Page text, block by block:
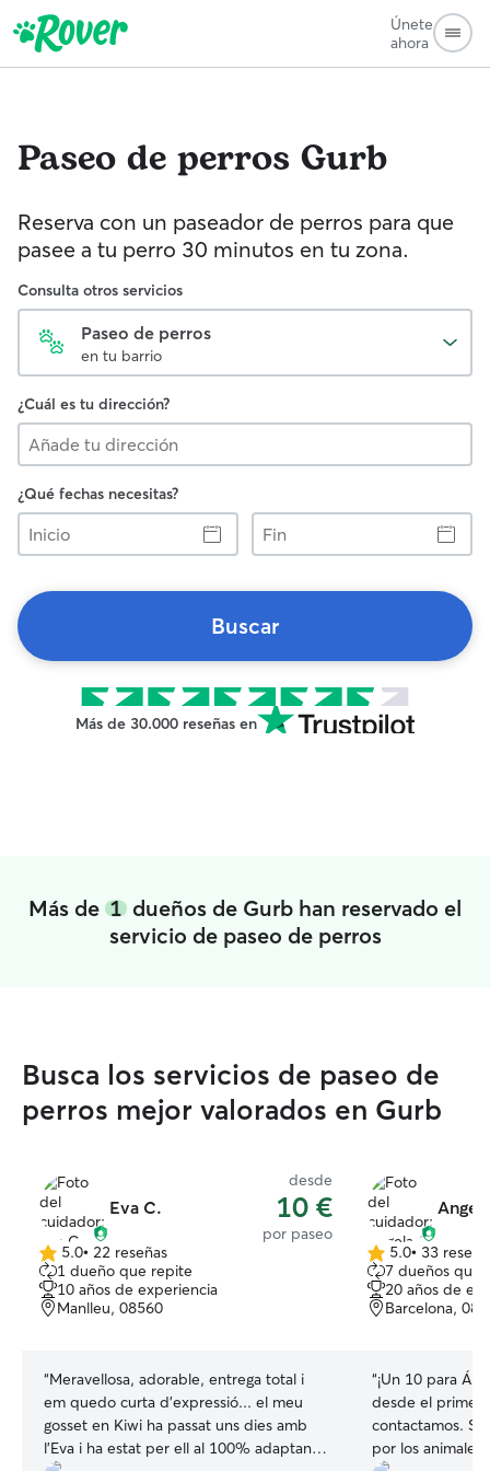
Únete
ahora
Paseo de perros Gurb
Reserva con un paseador de perros para que
pasee a tu perro 30 minutos en tu zona.
Consulta otros servicios
Paseo de perros
en tu barrio
¿Cuál es tu dirección?
¿Qué fechas necesitas?
Inicio
Fin
Buscar
Más de 30.000 reseñas en
Más de 1 dueños de Gurb han reservado el
servicio de paseo de perros
Busca los servicios de paseo de
perros mejor valorados en Gurb
Eva C.
desde
10 €
por paseo
5.0
de
5
estrellas
5.0• 22 reseñas
1 dueño que repite
10 años de experiencia
Manlleu, 08560
“Meravellosa, adorable, entrega total i
em quedo curta d'expressió... el meu
gosset en Kiwi ha passat uns dies amb
l'Eva i ha estat per ell al 100% adaptant-
5.0
de
5
estrellas
5.0• 33
7 dueños que
20 años de
Barcelona,
“¡Un 10 para
desde el primer
contactamos.
por los